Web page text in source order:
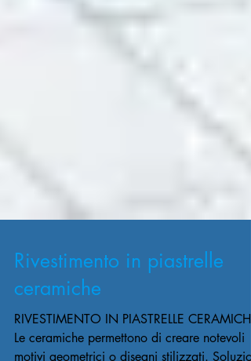
Rivestimento in piastrelle
ceramiche